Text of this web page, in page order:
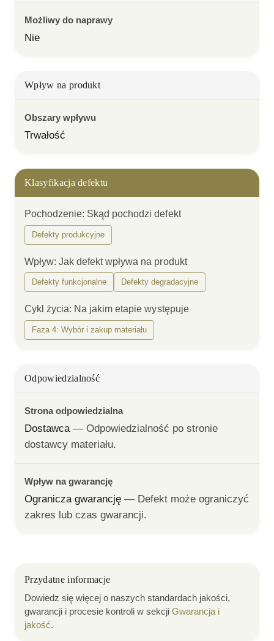
Możliwy do naprawy
Nie
Wpływ na produkt
Obszary wpływu
Trwałość
Klasyfikacja defektu
Pochodzenie: Skąd pochodzi defekt
Defekty produkcyjne
Wpływ:Jak defekt wpływa na produkt
Defekty funkcjonalne Defekty degradacyjne
Cykl życia: Na jakim etapie występuje
Faza 4: Wybór i zakup materiału
Odpowiedzialność
Strona odpowiedzialna
Dostawca — Odpowiedzialność po stronie
dostawcy materiału.
Wpływ na gwarancję
Ogranicza gwarancję — Defekt może ograniczyć
zakres lub czas gwarancji.
Przydatne informacje
Dowiedz się więcej o naszych standardach jakości,
gwarancji i procesie kontroli w sekcji Gwarancja i
jakość.